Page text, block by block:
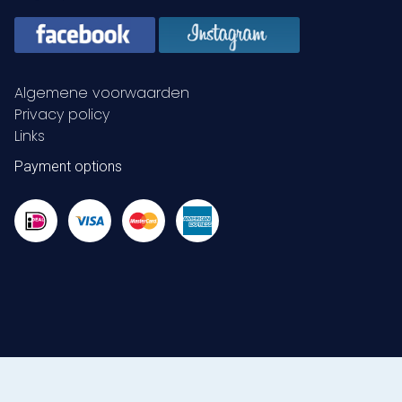
Algemene voorwaarden
Privacy policy
Links
Payment options